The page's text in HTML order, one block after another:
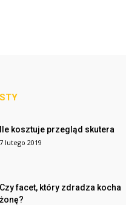
Ile kosztuje przegląd skutera
7 lutego 2019
Czy facet, który zdradza kocha
żonę?